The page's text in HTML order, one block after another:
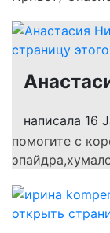
написала 16
помогите с